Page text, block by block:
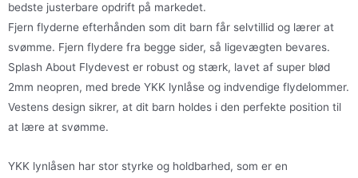
bedste justerbare opdrift på markedet.
Fjern flyderne efterhånden som dit barn får selvtillid og lærer at
svømme. Fjern flydere fra begge sider, så ligevægten bevares.
Splash About Flydevest er robust og stærk, lavet af super blød
2mm neopren, med brede YKK lynlåse og indvendige flydelommer.
Vestens design sikrer, at dit barn holdes i den perfekte position til
at lære at svømme.
YKK lynlåsen har stor styrke og holdbarhed, som er en